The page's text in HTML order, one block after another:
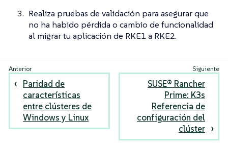
Realiza pruebas de validación para asegurar que
no ha habido pérdida o cambio de funcionalidad
al migrar tu aplicación de RKE1 a RKE2.
Paridad de
características
entre clústeres de
Windows y Linux
SUSE® Rancher
Prime: K3s
Referencia de
configuración del
clúster